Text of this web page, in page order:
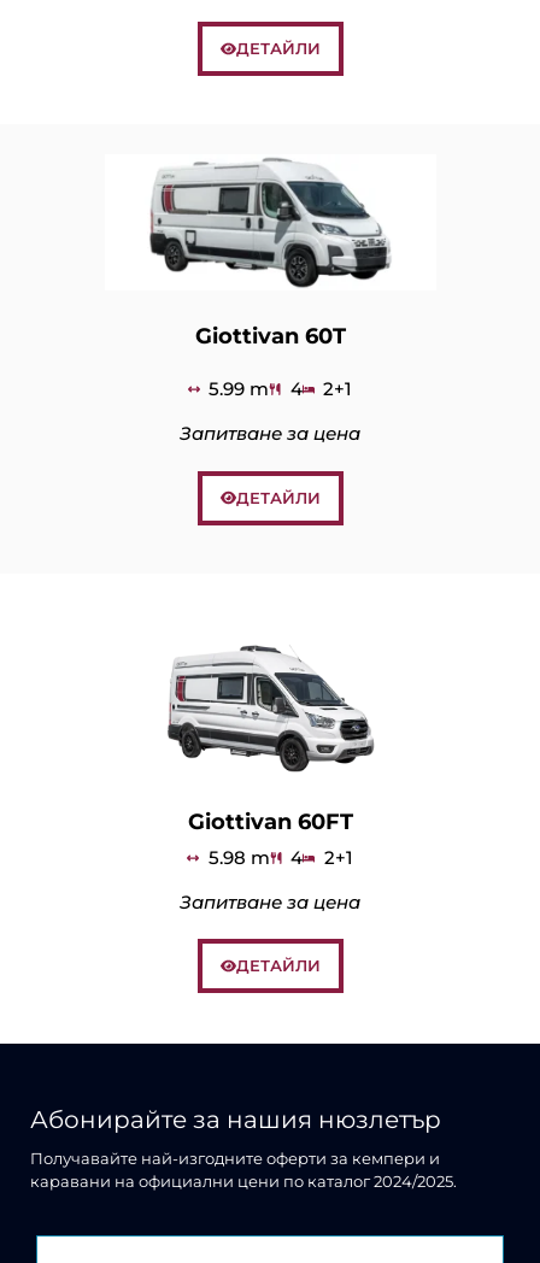
ДЕТАЙЛИ
Giottivan 60T
5.99 m 4
2+1
Запитване за цена
ДЕТАЙЛИ
Giottivan 60FT
5.98 m 4
2+1
Запитване за цена
ДЕТАЙЛИ
Абонирайте за нашия нюзлетър
Получавайте най-изгодните оферти за кемпери и
каравани на официални цени по каталог 2024/2025.